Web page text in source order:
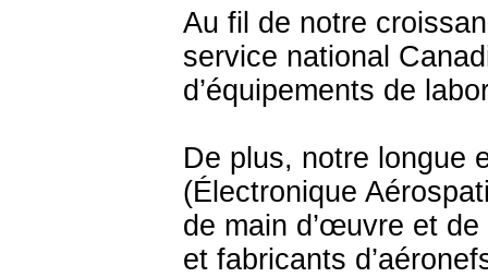
Au fil de notre
service national
d’équipements de
De plus, notre longue
(Électronique
de main d’œuvre et
et fabricants